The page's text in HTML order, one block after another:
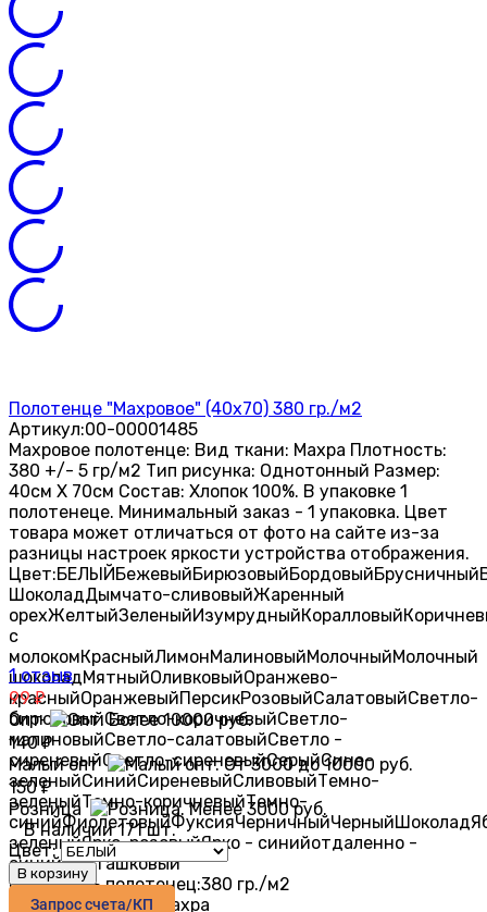
Полотенце "Махровое" (40х70) 380 гр./м2
Артикул:00-00001485
Махровое полотенце: Вид ткани: Махра Плотность:
380 +/- 5 гр/м2 Тип рисунка: Однотонный Размер:
40см X 70см Состав: Хлопок 100%. В упаковке 1
полотенеце. Минимальный заказ - 1 упаковка. Цвет
товара может отличаться от фото на сайте из-за
разницы настроек яркости устройства отображения.
Цвет:БЕЛЫЙБежевыйБирюзовыйБордовыйБрусничный
ШоколадДымчато-сливовыйЖаренный
орехЖелтыйЗеленыйИзумрудныйКоралловый
с
молокомКрасныйЛимонМалиновыйМолочныйМолочный
шоколадМятныйОливковыйОранжево-
красныйОранжевыйПерсикРозовыйСалатовыйСветло-
бирюзовыйСветло-коричневыйСветло-
малиновыйСветло-салатовыйСветло -
сиреневыйСветло-сиреневыйСерыйСине-
зеленыйСинийСиреневыйСливовыйТемно-
зеленыйТемно-коричневыйТемно-
синийФиолетовыйФуксияЧерничныйЧерныйШоколад
зеленыйЯрко-розовыйЯрко - синийотдаленно -
синийфисташковый
Плотность полотенец:380 гр./м2
Ткань полотенца:
Махра
1 отзыв
99₽
Опт
140₽
Малый опт
150₽
Розница
В наличии 171 шт.
Цвет:
В корзину
Запрос счета/КП